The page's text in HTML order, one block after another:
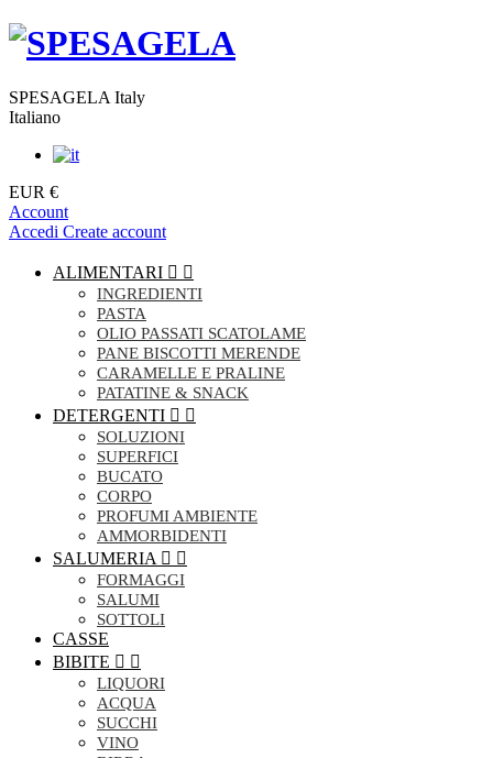
SPESAGELA Italy
Italiano
EUR €
Account
Accedi Create account
ALIMENTARI  
INGREDIENTI
PASTA
OLIO PASSATI SCATOLAME
PANE BISCOTTI MERENDE
CARAMELLE E PRALINE
PATATINE & SNACK
DETERGENTI  
SOLUZIONI
SUPERFICI
BUCATO
CORPO
PROFUMI AMBIENTE
AMMORBIDENTI
SALUMERIA  
FORMAGGI
SALUMI
SOTTOLI
CASSE
BIBITE  
LIQUORI
ACQUA
SUCCHI
VINO